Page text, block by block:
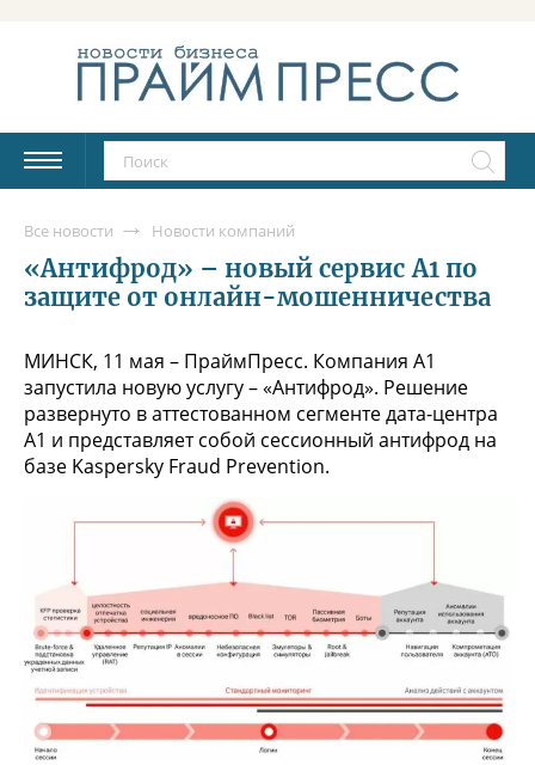
Все новости Новости компаний
«Антифрод» – новый сервис А1 по
защите от онлайн-мошенничества
МИНСК, 11 мая – ПраймПресс. Компания А1
запустила новую услугу – «Антифрод». Решение
развернуто в аттестованном сегменте дата-центра
А1 и представляет собой сессионный антифрод на
базе Kaspersky Fraud Prevention.